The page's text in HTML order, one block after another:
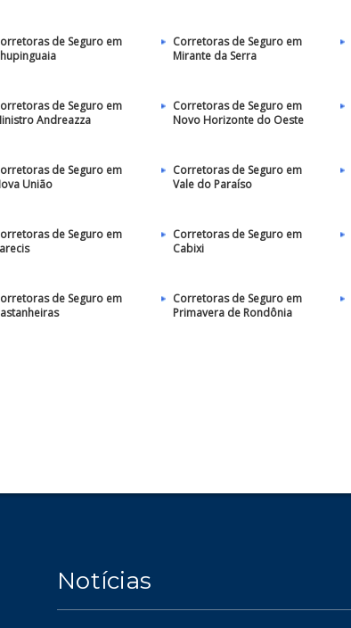
de Seguro em
Corretoras de Seguro em
Mirante da Serra
de Seguro em
Andreazza
Corretoras de Seguro em
Novo Horizonte do Oeste
de Seguro em
União
Corretoras de Seguro em
Vale do Paraíso
de Seguro em
Corretoras de Seguro em
Cabixi
de Seguro em
Corretoras de Seguro em
Primavera de Rondônia
Notícias